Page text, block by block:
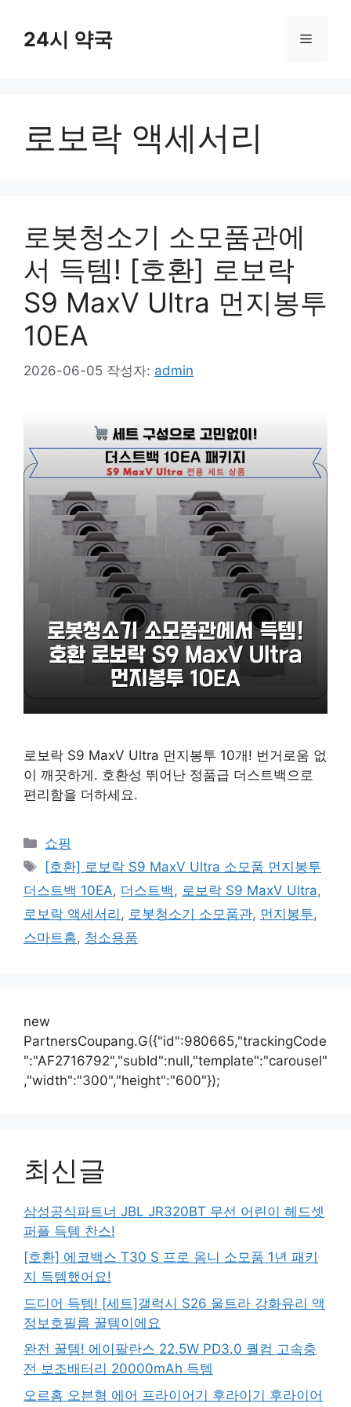
24시 약국 메
로보락 액세서리
로봇청소기 소모품관에
서 득템! [호환] 로보락
S9 MaxV Ultra 먼지봉투
10EA
2026-06-05 작성자: admin
로보락 S9 MaxV Ultra 먼지봉투 10개! 번거로움 없
이 깨끗하게. 호환성 뛰어난 정품급 더스트백으로
편리함을 더하세요.
카
테
고
리
쇼핑
태
그
[호환] 로보락 S9 MaxV Ultra 소모품 먼지봉투
더스트백 10EA, 더스트백 , 로보락 S9 MaxV Ultra,
로보락 액세서리 , 로봇청소기 소모품관, 먼지봉투,
스마트홈, 청소용품
new
PartnersCoupang.G({"id":980665,"trackingCode
":"AF2716792","subId":null,"template":"carousel"
,"width":"300","height":"600"});
최신글
삼성공식파트너 JBL JR320BT 무선 어린이 헤드셋
퍼플 득템 찬스!
[호환] 에코백스 T30 S 프로 옴니 소모품 1년 패키
지 득템했어요!
드디어 득템! [세트]갤럭시 S26 울트라 강화유리 액
정보호필름 꿀템이에요
완전 꿀템! 에이팔란스 22.5W PD3.0 퀄컴 고속충
전 보조배터리 20000mAh 득템
오르홈 오븐형 에어 프라이어기 후라이기 후라이어